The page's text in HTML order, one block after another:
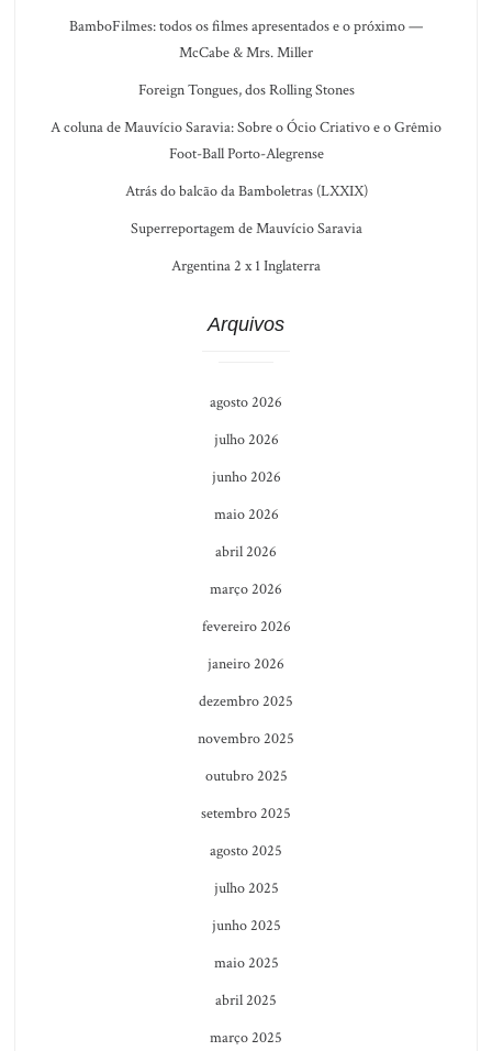
BamboFilmes: todos os filmes apresentados e o próximo —
McCabe & Mrs. Miller
Foreign Tongues, dos Rolling Stones
A coluna de Mauvício Saravia: Sobre o Ócio Criativo e o Grêmio
Foot-Ball Porto-Alegrense
Atrás do balcão da Bamboletras (LXXIX)
Superreportagem de Mauvício Saravia
Argentina 2 x 1 Inglaterra
Arquivos
agosto 2026
julho 2026
junho 2026
maio 2026
abril 2026
março 2026
fevereiro 2026
janeiro 2026
dezembro 2025
novembro 2025
outubro 2025
setembro 2025
agosto 2025
julho 2025
junho 2025
maio 2025
abril 2025
março 2025